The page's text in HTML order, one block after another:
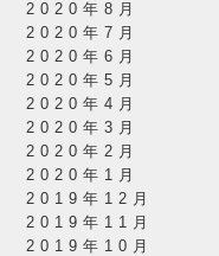
2020年8月
2020年7月
2020年6月
2020年5月
2020年4月
2020年3月
2020年2月
2020年1月
2019年12月
2019年11月
2019年10月